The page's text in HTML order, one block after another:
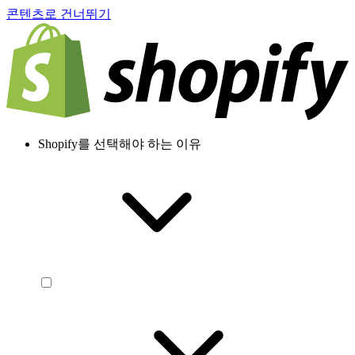
콘텐츠로 건너뛰기
Shopify를 선택해야 하는 이유